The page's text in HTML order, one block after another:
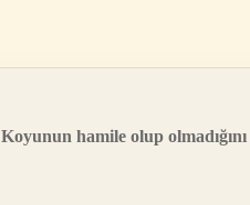
Koyunun hamile olup olmadığını